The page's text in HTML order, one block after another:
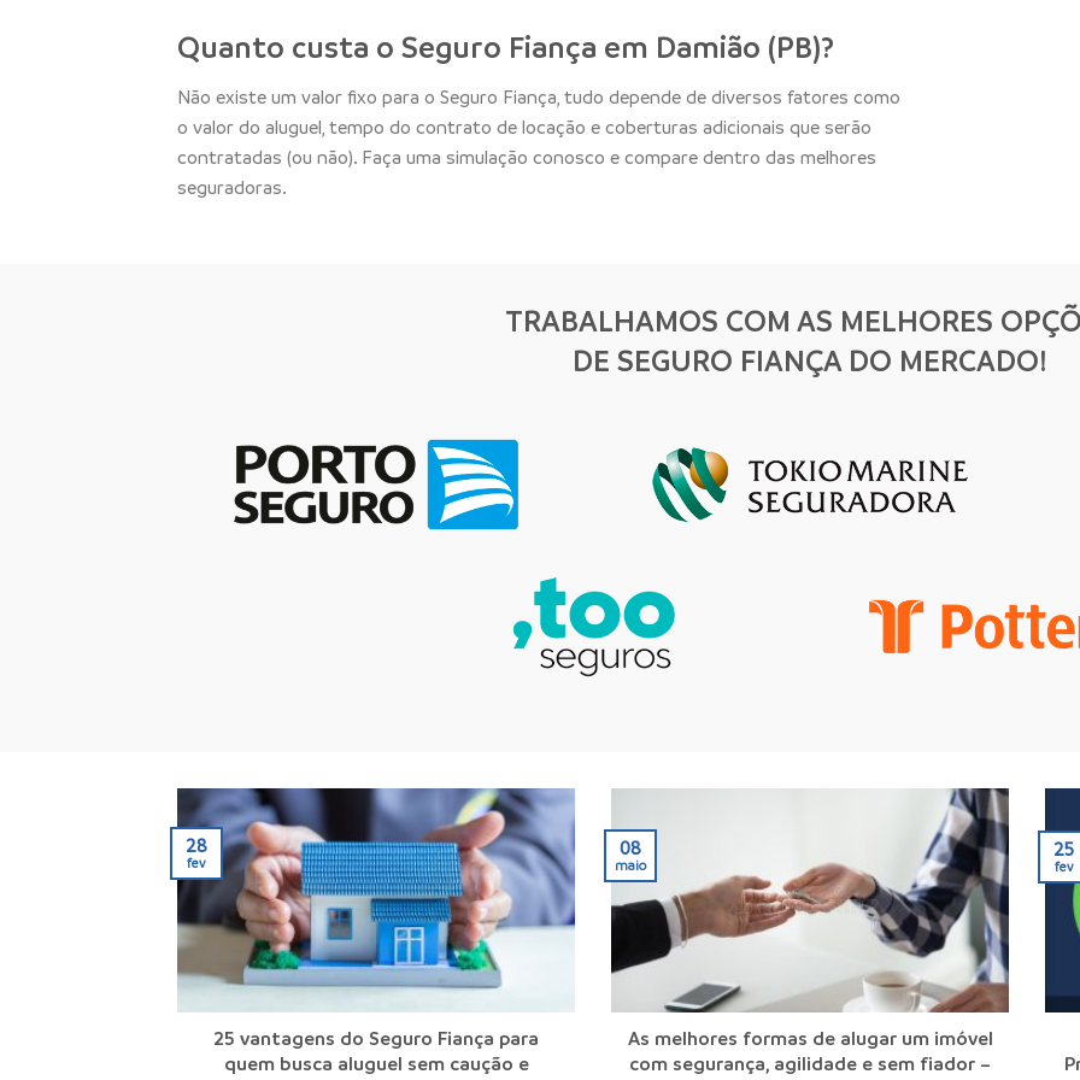
Quanto custa o Seguro Fiança em Damião (PB)?
Não existe um valor fixo para o Seguro Fiança, tudo depende de diversos fatores como
o valor do aluguel, tempo do contrato de locação e coberturas adicionais que serão
contratadas (ou não). Faça uma simulação conosco e compare dentro das melhores
seguradoras.
TRABALHAMOS COM AS MELHORES
DE SEGURO FIANÇA DO MERCADO!
25 vantagens do Seguro Fiança para
quem busca aluguel sem caução e
28
fev
As melhores formas de alugar um imóvel
com segurança, agilidade e sem fiador –
08
maio
25
fev